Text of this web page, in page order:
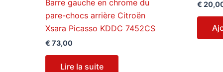
Barre gauche en chrome du
pare-chocs arrière Citroën
Xsara Picasso KDDC 7452CS
€ 73,00
Lire la suite
€